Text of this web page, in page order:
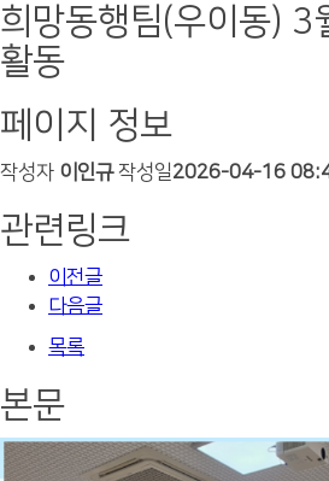
희망동행팀(우이동) 3
활동
페이지 정보
작성자 이인규 작성일2026-04-16
관련링크
이전글
다음글
목록
본문